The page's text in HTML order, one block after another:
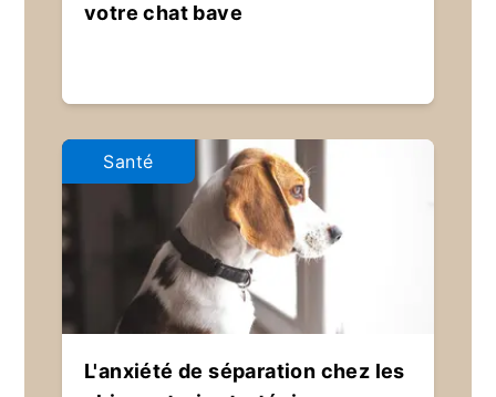
votre chat bave
Santé
L'anxiété de séparation chez les